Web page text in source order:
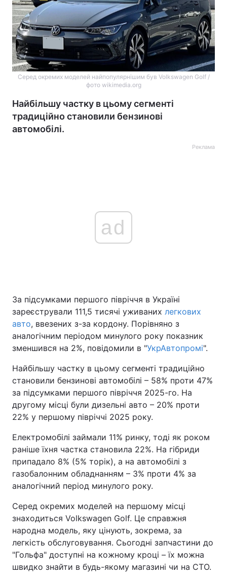
Серед окремих моделей найпопулярнішим був Volkswagen Golf /
фото wikimedia.org
Найбільшу частку в цьому сегменті
традиційно становили бензинові
автомобілі.
Реклама
ad
За підсумками першого півріччя в Україні
зареєстрували 111,5 тисячі уживаних легкових
авто, ввезених з-за кордону. Порівняно з
аналогічним періодом минулого року показник
зменшився на 2%, повідомили в "УкрАвтопромі".
Найбільшу частку в цьому сегменті традиційно
становили бензинові автомобілі – 58% проти 47%
за підсумками першого півріччя 2025-го. На
другому місці були дизельні авто – 20% проти
22% у першому півріччі 2025 року.
Електромобілі займали 11% ринку, тоді як роком
раніше їхня частка становила 22%. На гібриди
припадало 8% (5% торік), а на автомобілі з
газобалонним обладнанням – 3% проти 4% за
аналогічний період минулого року.
Серед окремих моделей на першому місці
знаходиться Volkswagen Golf. Це справжня
народна модель, яку цінують, зокрема, за
легкість обслуговування. Сьогодні запчастини до
"Гольфа" доступні на кожному кроці – їх можна
швидко знайти в будь-якому магазині чи на СТО.